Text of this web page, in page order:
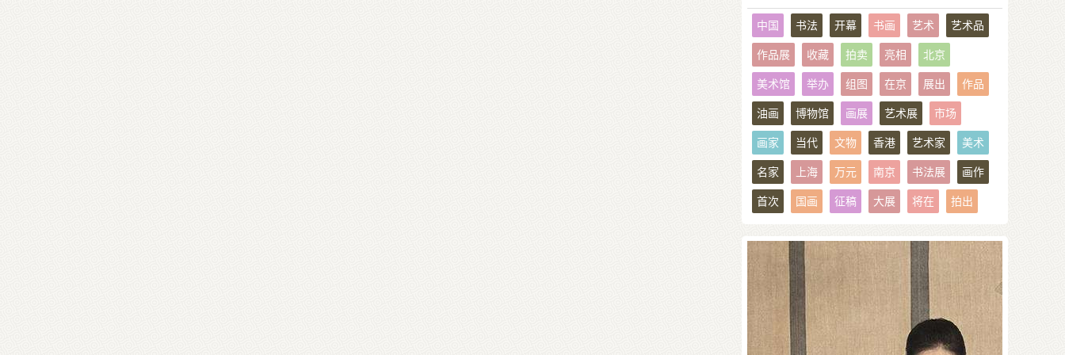
中国 书法 开幕 书画 艺术 艺术品
作品展 收藏 拍卖 亮相 北京
美术馆 举办 组图 在京 展出 作品
油画 博物馆 画展 艺术展 市场
画家 当代 文物 香港 艺术家 美术
名家 上海 万元 南京 书法展 画作
首次 国画 征稿 大展 将在 拍出